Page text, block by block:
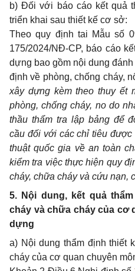
b)Đối với báo cáo kết quả
triển khai sau thiết kế cơ sở:
Theo quy định tai Mẫu số
175/2024/NĐ-CP, báo cáo
dựng bao gồm nội dung
định về phòng, chống cháy,
xây dựng kèm theo thuy ết
phòng, chống cháy, no do
thầu thẩm tra lập bảng để
cầu đối với các chỉ tiêu
thuật quốc gia về an toàn
kiểm tra việc thực hiện quy
cháy, chữa cháy và cứu nạn,
5. Nội dung, kết quả
cháy và chữa cháy của cơ
dựng
a) Nội dung thẩm định thiết
cháy của cơ quan chuyên